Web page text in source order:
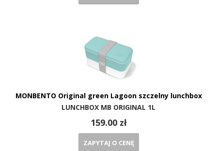
MONBENTO Original green Lagoon szczelny lunchbox
LUNCHBOX MB ORIGINAL 1L
159.00 zł
ZAPYTAJ O CENĘ